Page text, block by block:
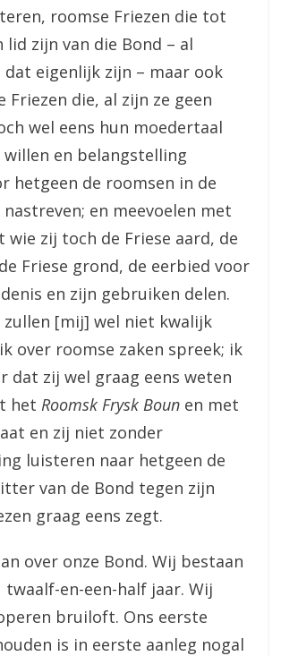
roomse Friezen die tot
lid zijn van die Bond – al
dat eigenlijk zijn – maar ook
Friezen die, al zijn ze geen
wel eens hun moedertaal
en belangstelling
hetgeen de roomsen in de
nastreven; en meevoelen met
wie zij toch de Friese aard, de
Friese grond, de eerbied voor
en zijn gebruiken delen.
zullen [mij] wel niet kwalijk
over roomse zaken spreek; ik
dat zij wel graag eens weten
het Roomsk Frysk Boun en met
en zij niet zonder
luisteren naar hetgeen de
van de Bond tegen zijn
graag eens zegt.
over onze Bond. Wij bestaan
twaalf-en-een-half jaar. Wij
bruiloft. Ons eerste
is in eerste aanleg nogal